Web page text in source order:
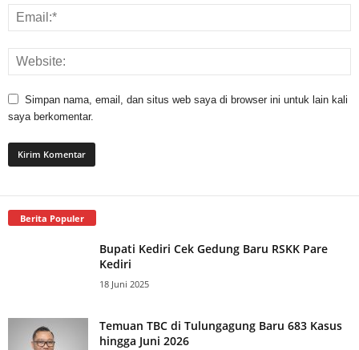
Simpan nama, email, dan situs web saya di browser ini untuk lain kali
saya berkomentar.
Berita Populer
Bupati Kediri Cek Gedung Baru RSKK Pare
Kediri
18 Juni 2025
Temuan TBC di Tulungagung Baru 683 Kasus
hingga Juni 2026